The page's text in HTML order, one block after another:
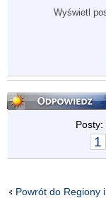
Wyświetl
Odpowiedz
Posty:
1
Powrót do Regiony